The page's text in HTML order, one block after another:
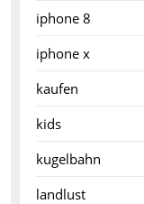
iphone 8
iphone x
kaufen
kids
kugelbahn
landlust